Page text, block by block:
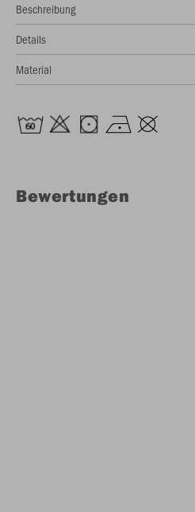
Beschreibung
Details
Material
Bewertungen